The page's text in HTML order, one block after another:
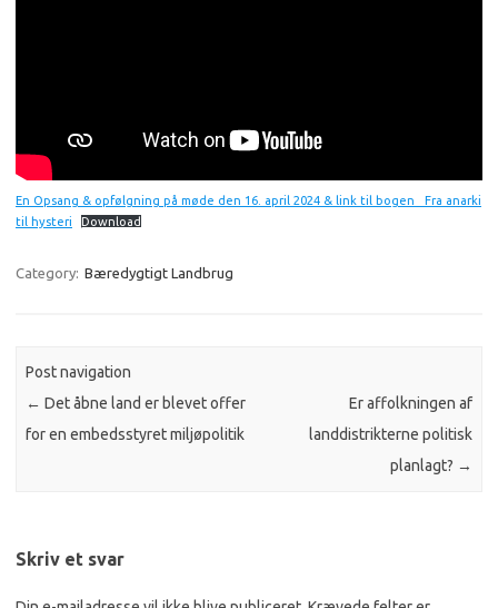
En Opsang & opfølgning på møde den 16. april 2024 & link til bogen _Fra anarki
til hysteri
Download
Category: Bæredygtigt Landbrug
Post navigation
← Det åbne land er blevet offer
for en embedsstyret miljøpolitik
Er affolkningen af
landdistrikterne politisk
planlagt? →
Skriv et svar